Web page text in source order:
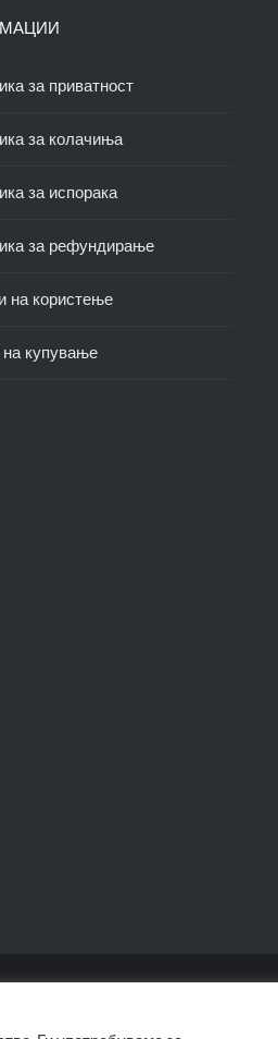
за приватност
за колачиња
за испорака
за рефундирање
на користење
купување